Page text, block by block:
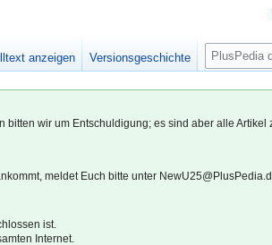
wir um Entschuldigung; es sind aber alle Artikel
meldet Euch bitte unter
ist.
Internet.
anzeigen Versionsgeschichte
S
u
c
e